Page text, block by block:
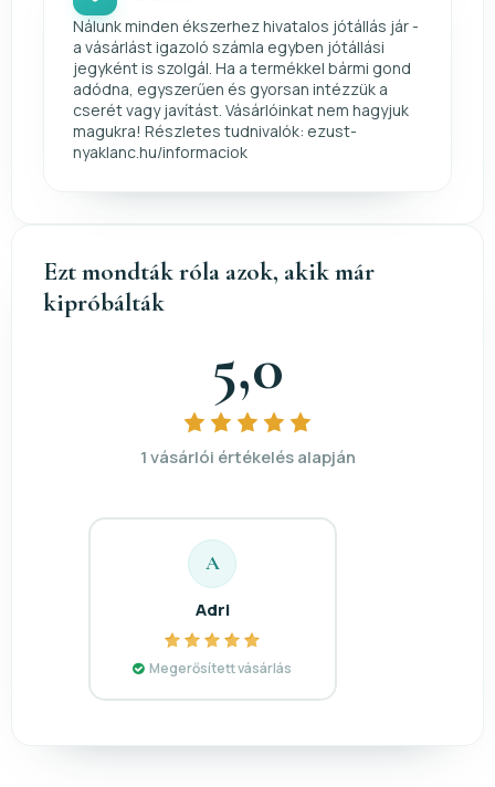
Nálunk minden ékszerhez hivatalos jótállás jár -
a vásárlást igazoló számla egyben jótállási
jegyként is szolgál. Ha a termékkel bármi gond
adódna, egyszerűen és gyorsan intézzük a
cserét vagy javítást. Vásárlóinkat nem hagyjuk
magukra! Részletes tudnivalók: ezust-
nyaklanc.hu/informaciok
Ezt mondták róla azok, akik már
kipróbálták
5,0
1 vásárlói értékelés alapján
A
Adri
Megerősített vásárlás